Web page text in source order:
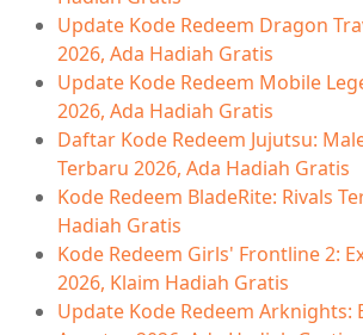
Update Kode Redeem Dragon
2026, Ada Hadiah Gratis
Update Kode Redeem Mobile
2026, Ada Hadiah Gratis
Daftar Kode Redeem Jujutsu:
Terbaru 2026, Ada Hadiah Gratis
Kode Redeem BladeRite: Rivals
Hadiah Gratis
Kode Redeem Girls' Frontline 2:
2026, Klaim Hadiah Gratis
Update Kode Redeem Arknights: